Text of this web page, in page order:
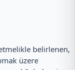
belirlenen,
üzere